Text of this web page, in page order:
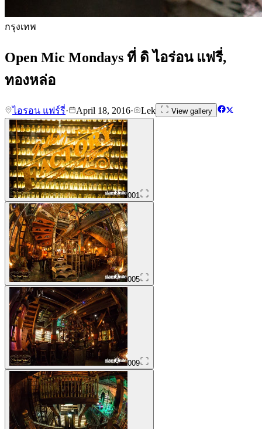
กรุงเทพ
Open Mic Mondays ที่ ดิ ไอร่อน แฟรี่,
ทองหล่อ
ไอรอน แฟร์รี่· April 18, 2016· Lek View gallery
001
005
009